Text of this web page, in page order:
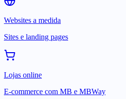
Websites a medida
Sites e landing pages
Lojas online
E-commerce com MB e MBWay